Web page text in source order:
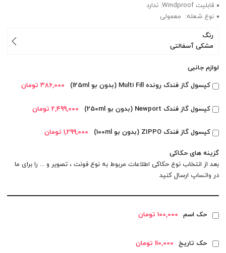
قابلیت Windproof: ندارد
نوع شعله: معمولی
رنگ
مشکی آسفالتی
لوازم جانبی
کپسول گاز فندک رونده Multi Fill (بدون بو 125ml)
386,000 تومان
کپسول گاز فندک Newport (بدون بو 250ml) 2,499,000 تومان
کپسول گاز فندک ZIPPO (بدون بو 100ml) 1,299,000 تومان
گزینه های حکاکی
بعد از انتخاب نوع حکاکی اطلاعات مربوط به نوع فونت ، تصویر و ... را برای ما
در واتساپ ارسال کنید
حک اسم 100,000 تومان
حک تاریخ 110,000 تومان